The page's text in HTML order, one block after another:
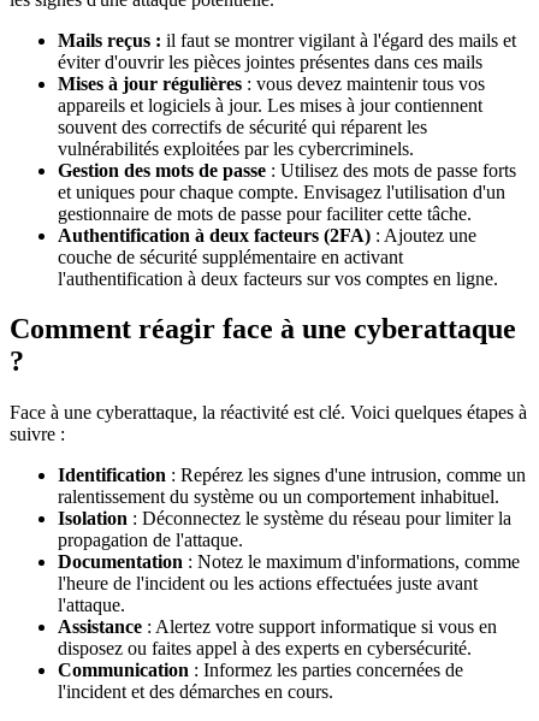
Mails reçus : il faut se montrer vigilant à l'égard des mails et
éviter d'ouvrir les pièces jointes présentes dans ces mails
Mises à jour régulières : vous devez maintenir tous vos
appareils et logiciels à jour. Les mises à jour contiennent
souvent des correctifs de sécurité qui réparent les
vulnérabilités exploitées par les cybercriminels.
Gestion des mots de passe : Utilisez des mots de passe forts
et uniques pour chaque compte. Envisagez l'utilisation d'un
gestionnaire de mots de passe pour faciliter cette tâche.
Authentification à deux facteurs (2FA) : Ajoutez une
couche de sécurité supplémentaire en activant
l'authentification à deux facteurs sur vos comptes en ligne.
Comment réagir face à une cyberattaque
?
Face à une cyberattaque, la réactivité est clé. Voici quelques étapes à
suivre :
Identification : Repérez les signes d'une intrusion, comme un
ralentissement du système ou un comportement inhabituel.
Isolation : Déconnectez le système du réseau pour limiter la
propagation de l'attaque.
Documentation : Notez le maximum d'informations, comme
l'heure de l'incident ou les actions effectuées juste avant
l'attaque.
Assistance : Alertez votre support informatique si vous en
disposez ou faites appel à des experts en cybersécurité.
Communication : Informez les parties concernées de
l'incident et des démarches en cours.